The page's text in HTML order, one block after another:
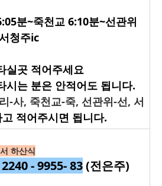
:05분~죽천교 6:10분~선관위
청주ic
실곳 적어주세요
시는 분은 안적어도 됩니다.
-사, 죽천교-죽, 선관위-선, 서
고 적어주시면 됩니다.
하산식
- 9955- 83(전은주)